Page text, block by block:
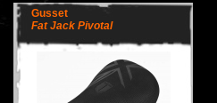
Gusset
Fat Jack Pivotal